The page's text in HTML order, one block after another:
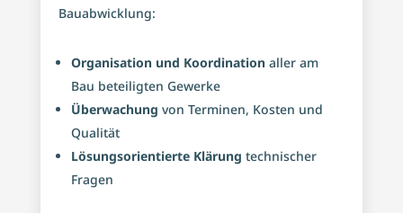
Bauabwicklung:
Organisation und Koordination aller am
Bau beteiligten Gewerke
Überwachung von Terminen, Kosten und
Qualität
Lösungsorientierte Klärung technischer
Fragen